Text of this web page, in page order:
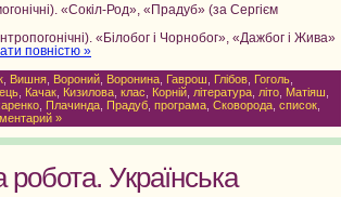
«Сокіл-Род», «Прадуб» (за Сергієм
«Білобог і Чорнобог», «Дажбог і Жива»
повністю »
Вишня Вороний Воронина Гаврош Глібов Гоголь
Качак Кизилова клас Корній література літо Матіяш
Плачинда Прадуб програма Сковорода список
»
Українська